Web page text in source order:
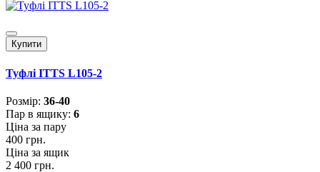
Купити
Туфлі ITTS L105-2
Розмiр: 36-40
Пар в ящику: 6
Ціна за пару
400 грн.
Ціна за ящик
2 400 грн.